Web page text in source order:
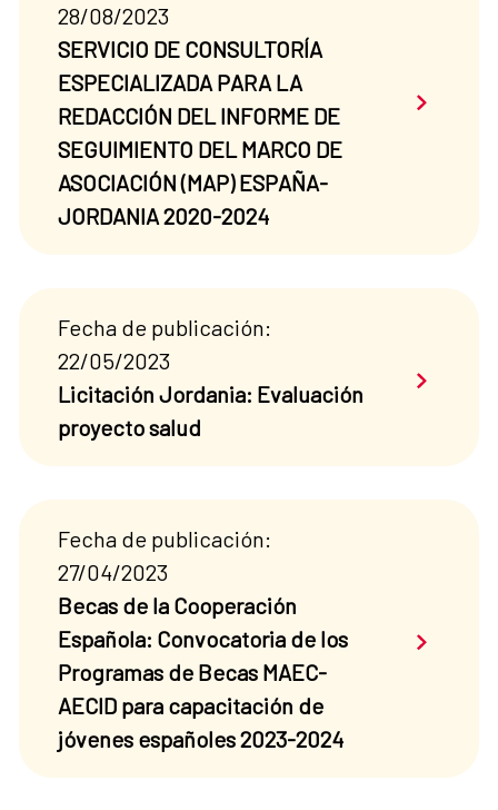
28/08/2023
SERVICIO DE CONSULTORÍA
ESPECIALIZADA PARA LA
REDACCIÓN DEL INFORME DE
SEGUIMIENTO DEL MARCO DE
ASOCIACIÓN (MAP) ESPAÑA-
JORDANIA 2020-2024
Saber
Fecha de publicación:
22/05/2023
Licitación Jordania: Evaluación
proyecto salud
Saber
Fecha de publicación:
27/04/2023
Becas de la Cooperación
Española: Convocatoria de los
Programas de Becas MAEC-
AECID para capacitación de
jóvenes españoles 2023-2024
Saber